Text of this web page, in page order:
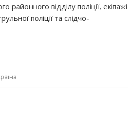
районного відділу поліції, екіпажі
поліції та слідчо-